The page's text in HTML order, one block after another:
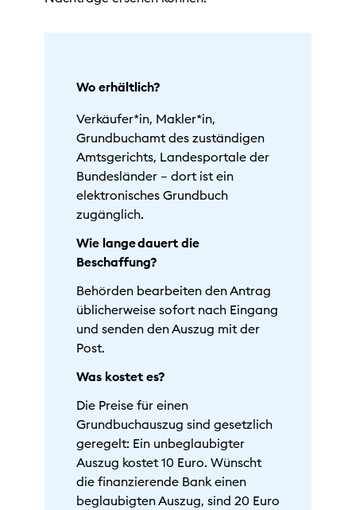
Wo erhältlich?
Verkäufer*in, Makler*in,
Grundbuchamt des zuständigen
Amtsgerichts, Landesportale der
Bundesländer – dort ist ein
elektronisches Grundbuch
zugänglich.
Wie lange dauert die
Beschaffung?
Behörden bearbeiten den Antrag
üblicherweise sofort nach Eingang
und senden den Auszug mit der
Post.
Was kostet es?
Die Preise für einen
Grundbuchauszug sind gesetzlich
geregelt: Ein unbeglaubigter
Auszug kostet 10 Euro. Wünscht
die finanzierende Bank einen
beglaubigten Auszug, sind 20 Euro